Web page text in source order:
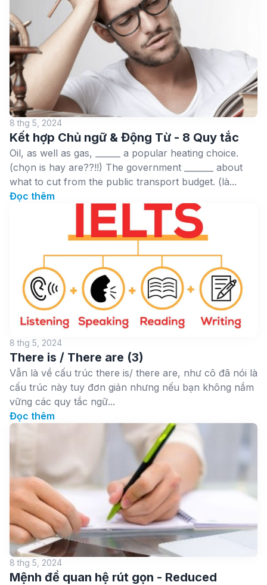
8 thg 5, 2024
Kết hợp Chủ ngữ & Động Từ - 8 Quy tắc
Oil, as well as gas, ______ a popular heating choice.
(chọn is hay are??!!) The government _______ about
what to cut from the public transport budget. (là...
Đọc thêm
8 thg 5, 2024
There is / There are (3)
Vẫn là về cấu trúc there is/ there are, như cô đã nói là
cấu trúc này tuy đơn giản nhưng nếu bạn không nắm
vững các quy tắc ngữ...
Đọc thêm
8 thg 5, 2024
Mệnh đề quan hệ rút gọn - Reduced